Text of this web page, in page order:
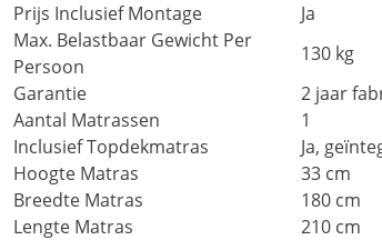
Prijs Inclusief Montage
Ja
Max. Belastbaar Gewicht Per
Persoon
130 kg
Garantie
2 jaar
Aantal Matrassen
1
Inclusief Topdekmatras
Ja,
Hoogte Matras
33 cm
Breedte Matras
180 cm
Lengte Matras
210 cm